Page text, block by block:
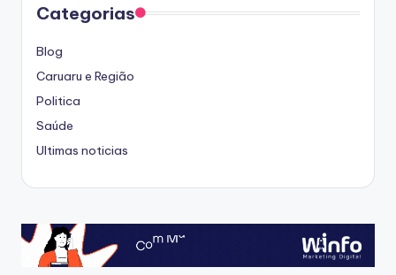
Categorias
Blog
Caruaru e Região
Politica
Saúde
Ultimas noticias